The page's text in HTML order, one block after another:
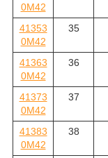
0M42
41353
0M42
35
41363
0M42
36
41373
0M42
37
41383
0M42
38